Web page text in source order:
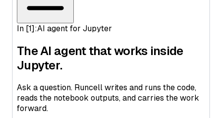
dynamic-data-visualization
google-drive-analytics
metabase-vs-looker
peazip
trifacta-wrangler
Open AI '해당 모델이 존재하지 않습니다' 오류 해결하기
OpenAI o1의 빠른 리뷰
OpenAI를 최대한 활용하는 방법 - OpenAI 사용 상세 가이드
OpenChat AI: The Future of Conversational AI Powered by
GPT-3
Spatial Data and Generative AI
Python 벡터 데이터베이스: 공간 데이터와 생성형 AI를 위한 최
고의 데이터베이스와 도구
Sort Pandas DataFrame: Examples and Tips
Sorting Pandas DataFrame by Index
Unpacking Lists in Pandas Columns: Comprehensive Guide
Python Poetry: Modern Dependency Management and
Python Poetry: 현대적인 의존성 관리 및 패키징 가이드
Python Random Sampling: Tips and Techniques for
Effective Data Analysis
Python Random: Generate Random Numbers, Choices, and
Samples